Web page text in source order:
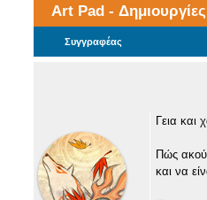
Art Pad -
Συγγραφέας
Γεια και
Πώς
και να